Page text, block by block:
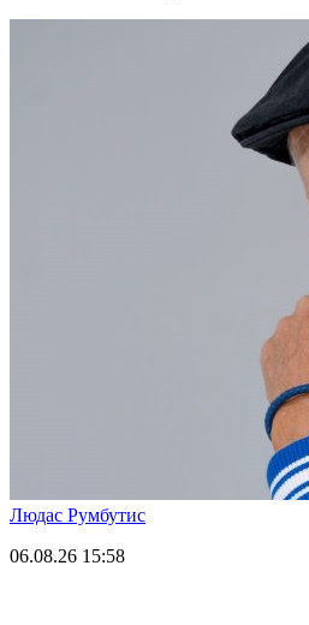
Людас Румбутис
06.08.26 15:58